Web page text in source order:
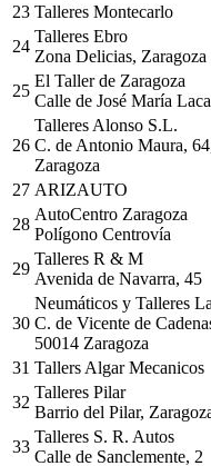
23 Talleres Montecarlo
24
Talleres Ebro
Zona Delicias, Zaragoza
25
El Taller de Zaragoza
Calle de José María
26
Talleres Alonso S.L.
C. de Antonio Maura,
Zaragoza
27 ARIZAUTO
28
AutoCentro Zaragoza
Polígono Centrovía
29
Talleres R & M
Avenida de Navarra, 45
30
Neumáticos y Talleres
C. de Vicente de
50014 Zaragoza
31 Tallers Algar Mecanicos
32
Talleres Pilar
Barrio del Pilar,
33
Talleres S. R. Autos
Calle de Sanclemente, 2